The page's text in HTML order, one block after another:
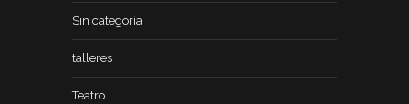
Sin categoría
talleres
Teatro